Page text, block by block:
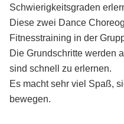
Schwierigkeitsgraden
Diese zwei Dance
Fitnesstraining in der
Die Grundschritte werden
sind schnell zu erlernen.
Es macht sehr viel Spaß,
bewegen.